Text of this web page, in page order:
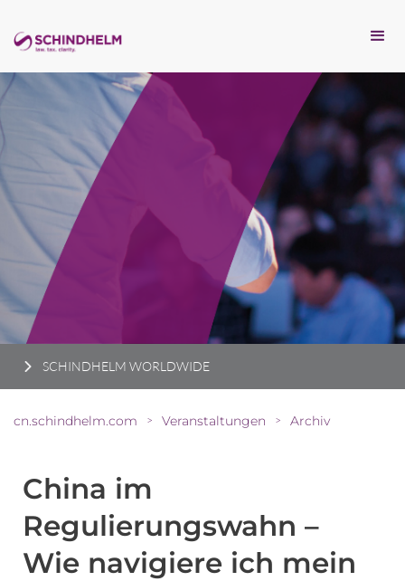
SCHINDHELM WORLDWIDE
cn.schindhelm.com > Veranstaltungen > Archiv
China im
Regulierungswahn –
Wie navigiere ich mein